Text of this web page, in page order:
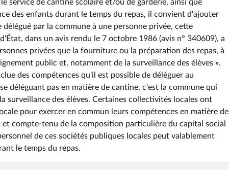
service de cantine scolaire et/ou de garderie, ainsi que
des enfants durant le temps du repas, il convient d'ajouter
par la commune à une personne privée, cette
dans un avis rendu le 7 octobre 1986 (avis n° 340609), a
privées que la fourniture ou la préparation des repas, à
public et, notamment de la surveillance des élèves ».
des compétences qu'il est possible de déléguer au
déléguant pas en matière de cantine, c'est la commune qui
des élèves. Certaines collectivités locales ont
pour exercer en commun leurs compétences en matière de
compte-tenu de la composition particulière du capital social
de ces sociétés publiques locales peut valablement
le temps du repas.